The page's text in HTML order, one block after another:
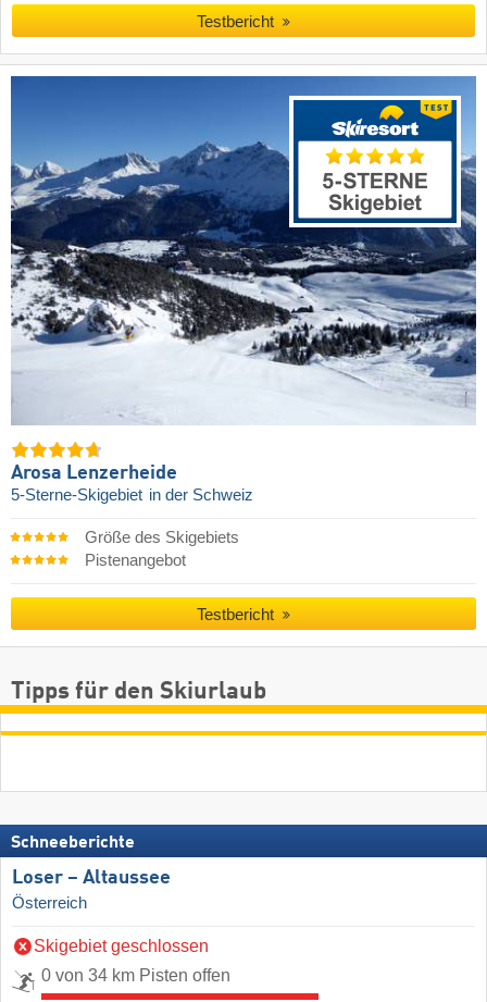
Testbericht
Arosa Lenzerheide
5-Sterne-Skigebiet in der Schweiz
Größe des Skigebiets
Pistenangebot
Testbericht
Tipps für den Skiurlaub
Schneeberichte
Loser – Altaussee
Österreich
Skigebiet geschlossen
0 von 34 km Pisten offen